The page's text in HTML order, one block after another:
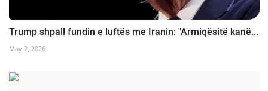
Trump shpall fundin e luftës me Iranin: "Armiqësitë kanë...
May 2, 2026